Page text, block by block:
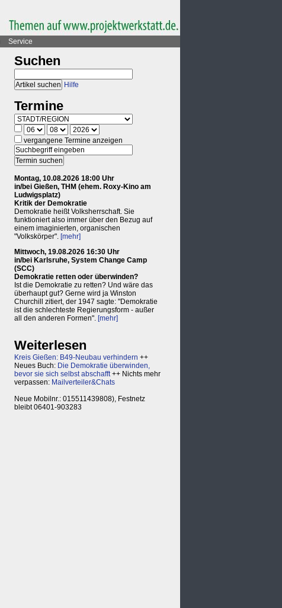
Service
Suchen
Hilfe
Termine
vergangene Termine anzeigen
Montag, 10.08.2026 18:00 Uhr
in/bei Gießen, THM (ehem. Roxy-Kino am
Ludwigsplatz)
Kritik der Demokratie
Demokratie heißt Volksherrschaft. Sie
funktioniert also immer über den Bezug auf
einem imaginierten, organischen
"Volkskörper". [mehr]
Mittwoch, 19.08.2026 16:30 Uhr
in/bei Karlsruhe, System Change Camp
(SCC)
Demokratie retten oder überwinden?
Ist die Demokratie zu retten? Und wäre das
überhaupt gut? Gerne wird ja Winston
Churchill zitiert, der 1947 sagte: "Demokratie
ist die schlechteste Regierungsform - außer
all den anderen Formen". [mehr]
Weiterlesen
Kreis Gießen: B49-Neubau verhindern ++
Neues Buch: Die Demokratie überwinden,
bevor sie sich selbst abschafft++ Nichts mehr
verpassen: Mailverteiler&Chats
Neue Mobilnr.: 015511439808), Festnetz
bleibt 06401-903283